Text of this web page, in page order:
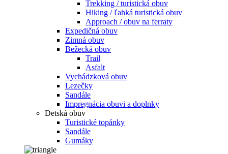
Trekking / turistická obuv
Hiking / ľahká turistická obuv
Approach / obuv na ferraty
Expedičná obuv
Zimná obuv
Bežecká obuv
Trail
Asfalt
Vychádzková obuv
Lezečky
Sandále
Impregnácia obuvi a doplnky
Detská obuv
Turistické topánky
Sandále
Gumáky